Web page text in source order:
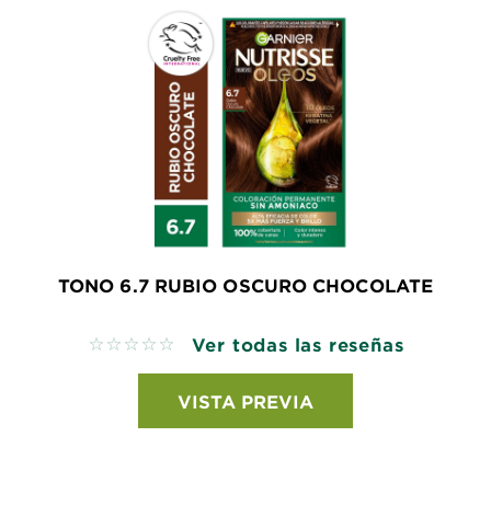
TONO 6.7 RUBIO OSCURO CHOCOLATE
No reviews Ver todas las reseñas
VISTA PREVIA